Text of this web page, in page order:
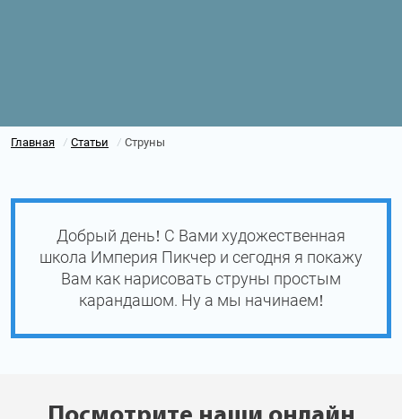
Главная / Статьи / Струны
Добрый день! С Вами художественная
школа Империя Пикчер и сегодня я покажу
Вам как нарисовать струны простым
карандашом. Ну а мы начинаем!